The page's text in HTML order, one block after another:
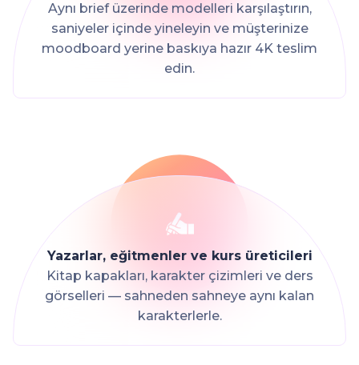
Aynı brief üzerinde modelleri karşılaştırın,
saniyeler içinde yineleyin ve müşterinize
moodboard yerine baskıya hazır 4K teslim
edin.
Yazarlar, eğitmenler ve kurs üreticileri
Kitap kapakları, karakter çizimleri ve ders
görselleri — sahneden sahneye aynı kalan
karakterlerle.